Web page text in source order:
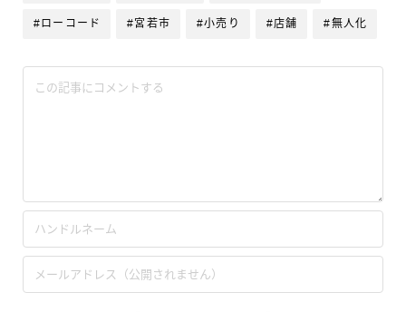
#ローコード #宮若市 #小売り #店舗 #無人化